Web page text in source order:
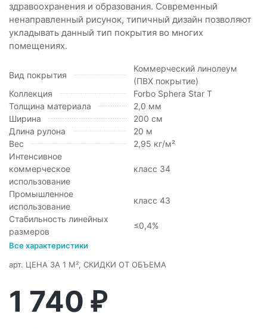
здравоохранения и образования. Современный
ненаправленный рисунок, типичный дизайн позволяют
укладывать данный тип покрытия во многих
помещениях.
Вид покрытия
Коммерческий линолеум
(ПВХ покрытие)
Коллекция
Forbo Sphera Star T
Толщина материала
2,0 мм
Ширина
200 см
Длина рулона
20 м
Вес
2,95 кг/м²
Интенсивное
коммерческое
использование
класс 34
Промышленное
использование
класс 43
Стабильность линейных
размеров
≤0,4%
Все характеристики
арт. ЦЕНА ЗА 1 М², СКИДКИ ОТ ОБЪЕМА
1 740 ₽